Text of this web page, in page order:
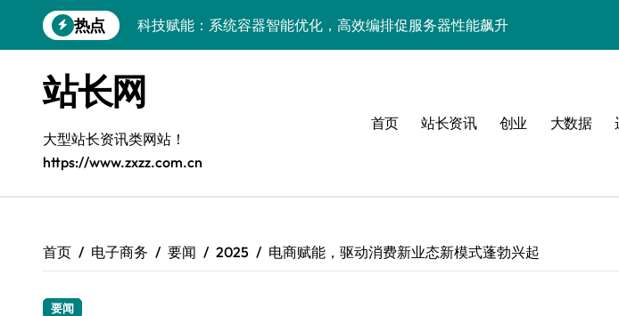
到
热点
弹性架构赋能精准计算，重塑云端体验
5G赋能前端革新，重塑移动互联体验
鸿蒙云架构下弹性计算优化探索
驭5G之速，铸iOS移动互联新标杆
站长网
大型站长资讯类网站！
https://www.zxzz.com.cn
首页 站长资讯 创业 大数据
首页 电子商务 要闻 2025 电商赋能，驱动消费新业态新模式蓬勃兴起
要闻